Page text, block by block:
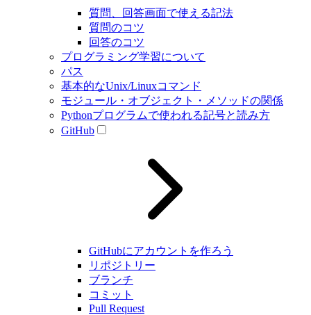
質問、回答画面で使える記法
質問のコツ
回答のコツ
プログラミング学習について
パス
基本的なUnix/Linuxコマンド
モジュール・オブジェクト・メソッドの関係
Pythonプログラムで使われる記号と読み方
GitHub
GitHubにアカウントを作ろう
リポジトリー
ブランチ
コミット
Pull Request